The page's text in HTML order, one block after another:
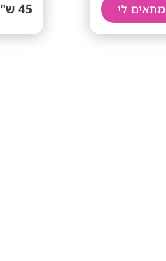
מתאים לי 45 ש"ח לשעה